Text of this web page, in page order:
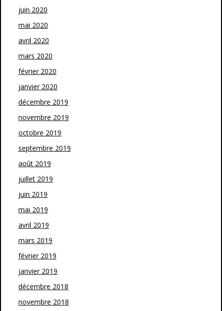
juin 2020
mai 2020
avril 2020
mars 2020
février 2020
janvier 2020
décembre 2019
novembre 2019
octobre 2019
septembre 2019
août 2019
juillet 2019
juin 2019
mai 2019
avril 2019
mars 2019
février 2019
janvier 2019
décembre 2018
novembre 2018